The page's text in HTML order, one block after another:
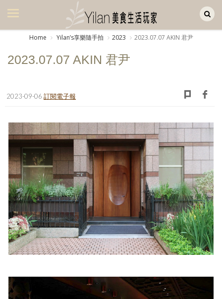
美食集
生活風
書房集
日記簿
餐桌週記
享樂隨手拍
照相簿
影音區
歷史區
Home Yilanʼs享樂隨手拍 2023 2023.07.07 AKIN 君尹
2023.07.07 AKIN 君尹
2023-09-06 訂閱電子報